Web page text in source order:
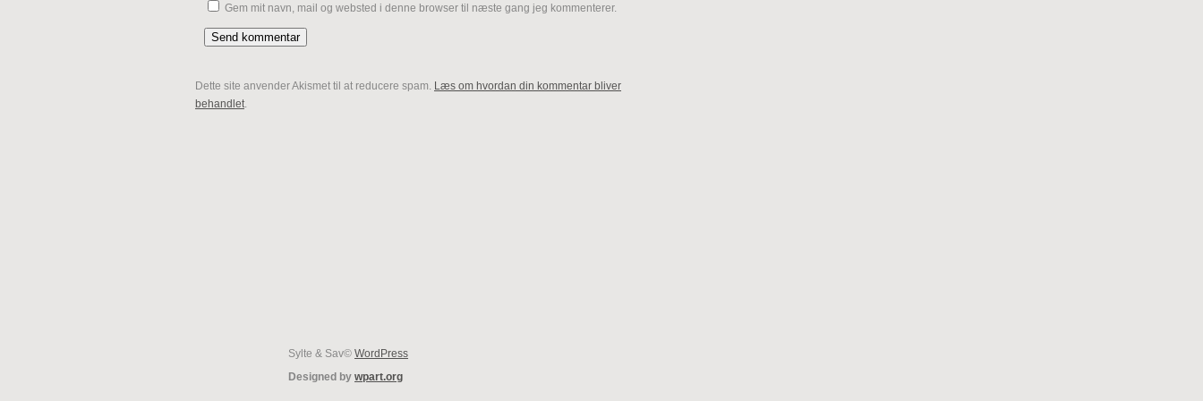
Gem mit navn, mail og websted i denne browser til næste gang jeg kommenterer.
Dette site anvender Akismet til at reducere spam. Læs om hvordan din kommentar bliver
behandlet.
Sylte & Sav© WordPress
Designed by wpart.org